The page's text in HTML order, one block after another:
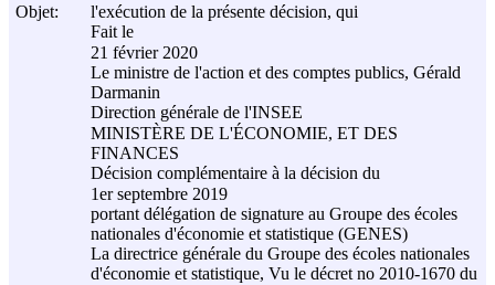
Objet:
l'exécution de la présente décision, qui
Fait le
21 février 2020
Le ministre de l'action et des comptes publics, Gérald
Darmanin
Direction générale de l'INSEE
MINISTÈRE DE L'ÉCONOMIE, ET DES
FINANCES
Décision complémentaire à la décision du
1er septembre 2019
portant délégation de signature au Groupe des écoles
nationales d'économie et statistique (GENES)
La directrice générale du Groupe des écoles nationales
d'économie et statistique, Vu le décret no 2010-1670 du